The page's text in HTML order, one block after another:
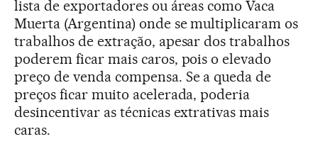
lista de exportadores ou áreas como Vaca
Muerta (Argentina) onde se multiplicaram os
trabalhos de extração, apesar dos trabalhos
poderem ficar mais caros, pois o elevado
preço de venda compensa. Se a queda de
preços ficar muito acelerada, poderia
desincentivar as técnicas extrativas mais
caras.